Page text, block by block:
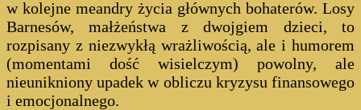
w kolejne meandry życia głównych bohaterów. Losy
Barnesów, małżeństwa z dwojgiem dzieci, to
rozpisany z niezwykłą wrażliwością, ale i humorem
(momentami dość wisielczym) powolny, ale
nieunikniony upadek w obliczu kryzysu finansowego
i emocjonalnego.